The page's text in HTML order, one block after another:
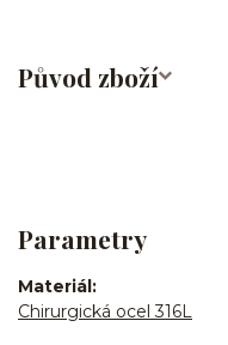
Původ zboží
Parametry
Materiál
Chirurgická ocel 316L